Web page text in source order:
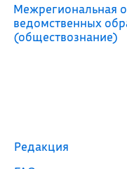
Межрегиональная
ведомственных
(обществознание)
Редакция